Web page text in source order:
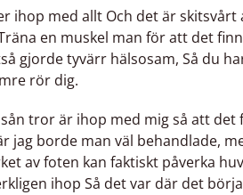
ihop med allt Och det är
en muskel man för att det
gjorde tyvärr hälsosam, Så du
rör dig.
tror är ihop med mig så att
borde man väl behandlade,
av foten kan faktiskt påverka
ihop Så det var där det